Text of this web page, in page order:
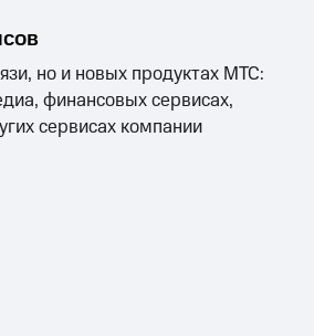
но и новых продуктах МТС:
финансовых сервисах,
сервисах компании